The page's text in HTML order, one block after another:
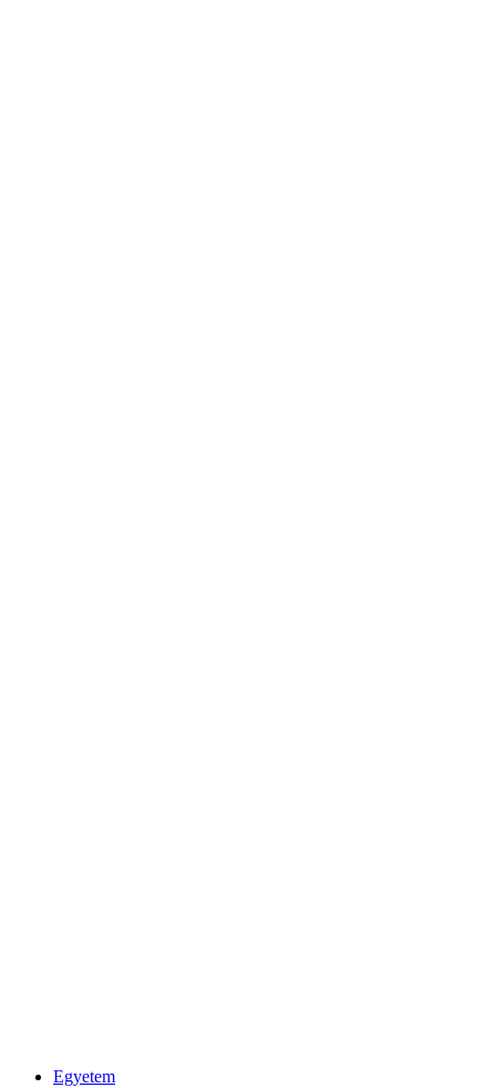
Egyetem